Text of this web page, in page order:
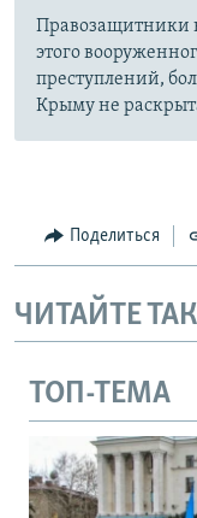
Правозащитники
этого
преступлений,
Крыму не
Поделиться
ЧИТАЙТЕ
ТОП-ТЕМА